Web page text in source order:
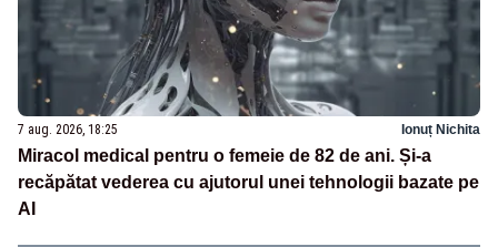
7 aug. 2026, 18:25 Ionuț Nichita
Miracol medical pentru o femeie de 82 de ani. Și-a
recăpătat vederea cu ajutorul unei tehnologii bazate pe
AI